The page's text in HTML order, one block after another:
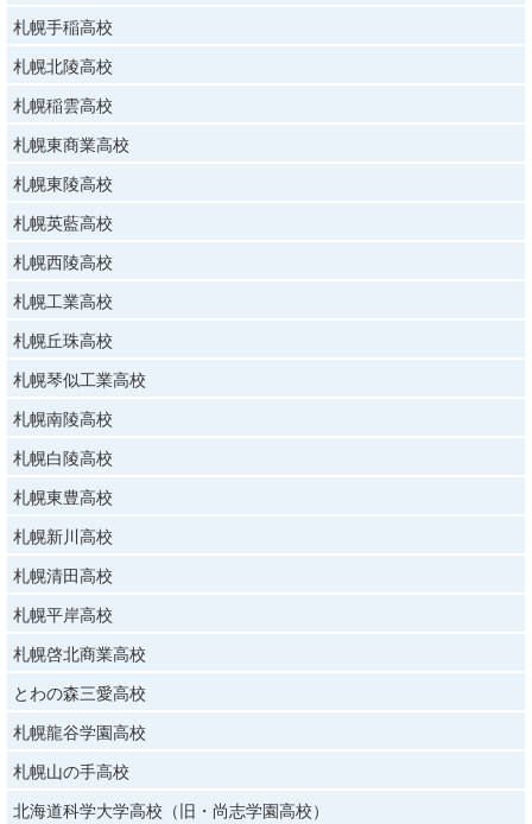
札幌手稲高校
札幌北陵高校
札幌稲雲高校
札幌東商業高校
札幌東陵高校
札幌英藍高校
札幌西陵高校
札幌工業高校
札幌丘珠高校
札幌琴似工業高校
札幌南陵高校
札幌白陵高校
札幌東豊高校
札幌新川高校
札幌清田高校
札幌平岸高校
札幌啓北商業高校
とわの森三愛高校
札幌龍谷学園高校
札幌山の手高校
北海道科学大学高校（旧・尚志学園高校）